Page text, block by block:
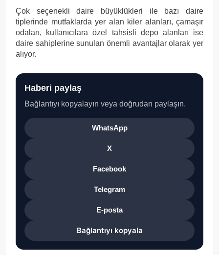
Çok seçenekli daire büyüklükleri ile bazı daire
tiplerinde mutfaklarda yer alan kiler alanları, çamaşır
odaları, kullanıcılara özel tahsisli depo alanları ise
daire sahiplerine sunulan önemli avantajlar olarak yer
alıyor.
Haberi paylaş
Bağlantıyı kopyalayın veya doğrudan paylaşın.
WhatsApp
X
Facebook
Telegram
E-posta
Bağlantıyı kopyala